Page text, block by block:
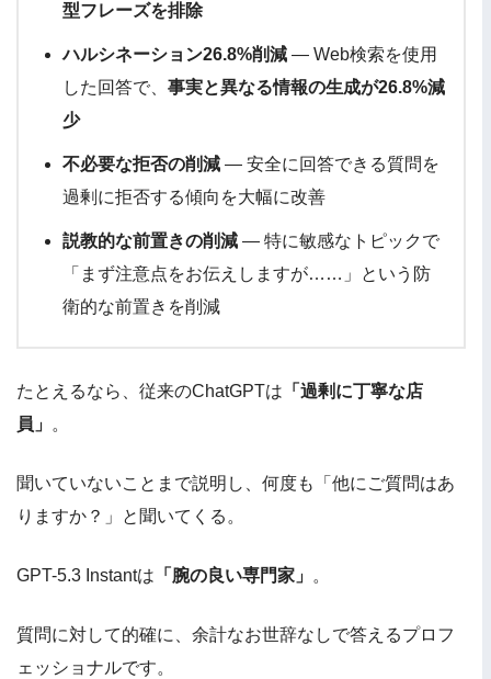
型フレーズを排除
ハルシネーション26.8%削減 — Web検索を使用
した回答で、 事実と異なる情報の生成が26.8%減
少
不必要な拒否の削減 — 安全に回答できる質問を
過剰に拒否する傾向を大幅に改善
説教的な前置きの削減 — 特に敏感なトピックで
「まず注意点をお伝えしますが……」という防
衛的な前置きを削減
たとえるなら、従来のChatGPTは 「過剰に丁寧な店
員」 。
聞いていないことまで説明し、何度も「他にご質問はあ
りますか？」と聞いてくる。
GPT-5.3 Instantは 「腕の良い専門家」 。
質問に対して的確に、余計なお世辞なしで答えるプロフ
ェッショナルです。